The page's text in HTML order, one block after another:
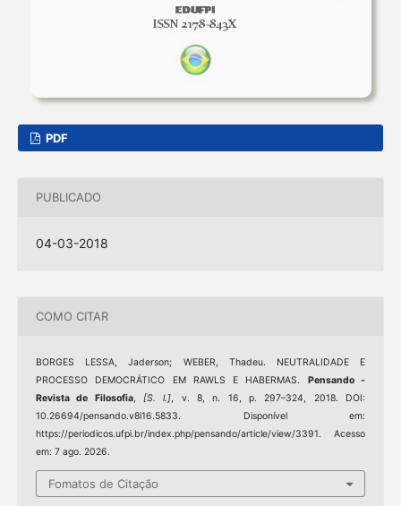
PDF
PUBLICADO
04-03-2018
COMO CITAR
BORGES LESSA, Jaderson; WEBER, Thadeu. NEUTRALIDADE E
PROCESSO DEMOCRÁTICO EM RAWLS E HABERMAS. Pensando -
Revista de Filosofia, [S. l.], v. 8, n. 16, p. 297–324, 2018. DOI:
10.26694/pensando.v8i16.5833. Disponível em:
https://periodicos.ufpi.br/index.php/pensando/article/view/3391. Acesso
em: 7 ago. 2026.
Fomatos de Citação